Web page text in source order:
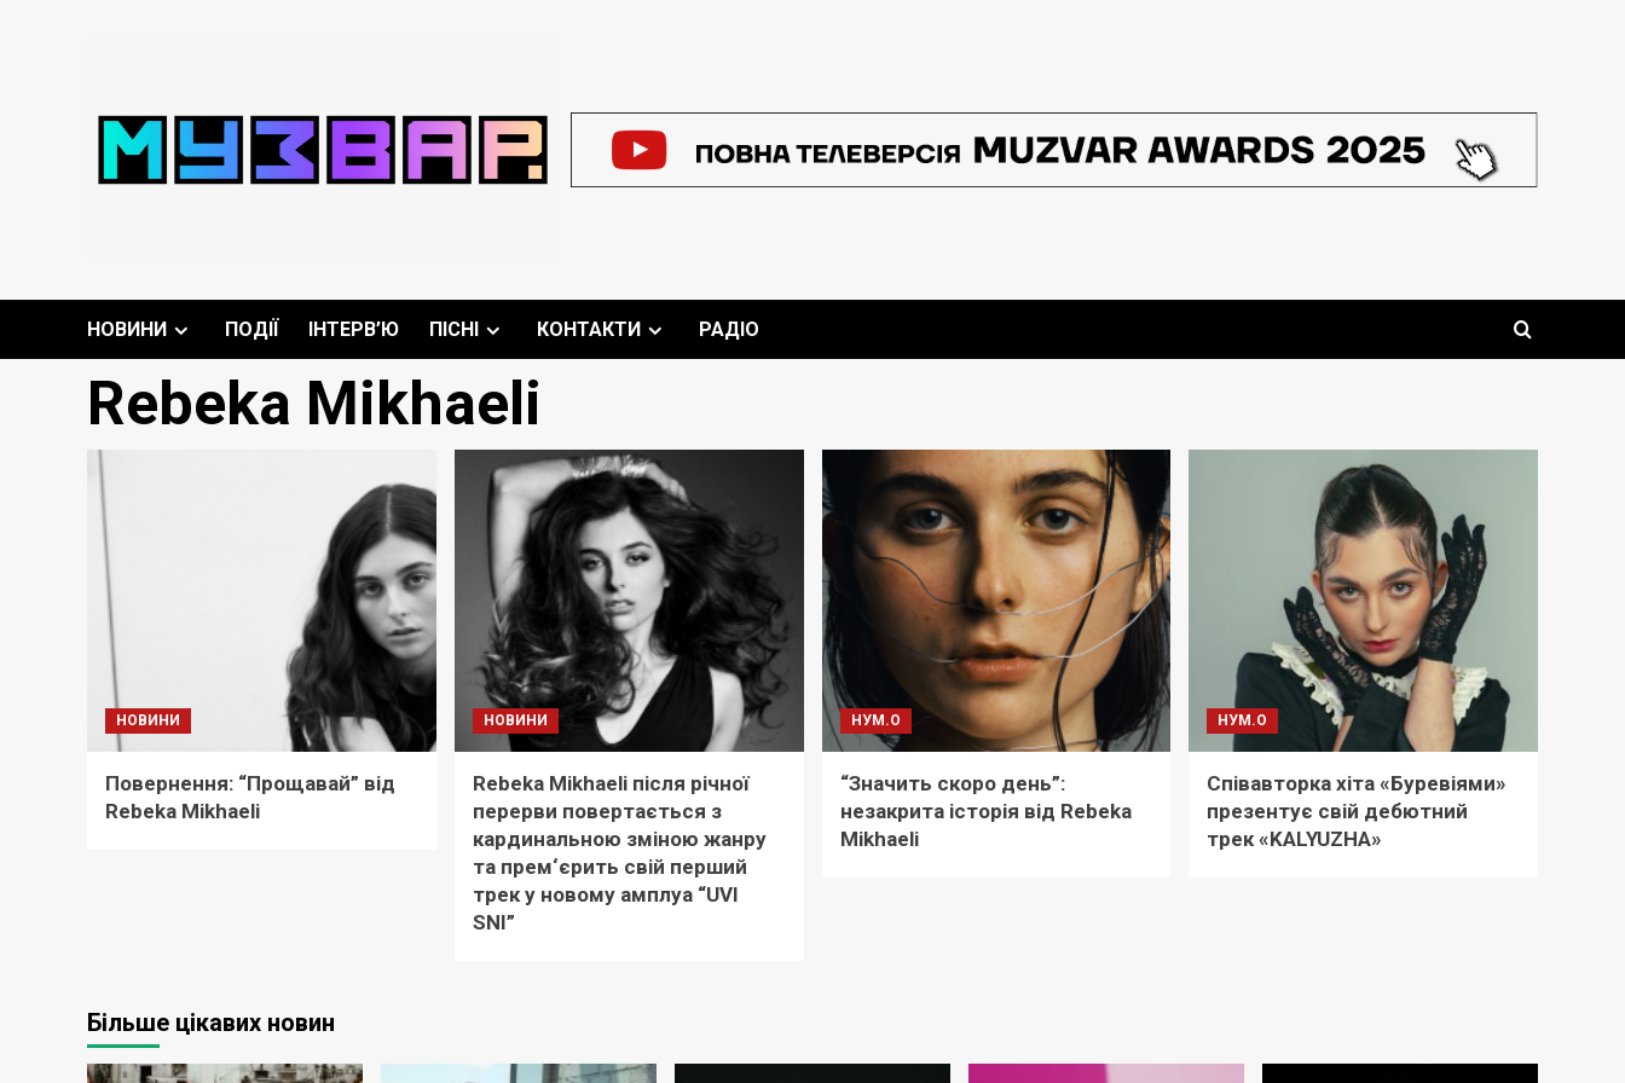
НОВИНИ ПОДІЇ ІНТЕРВ’Ю ПІСНІ КОНТАКТИ РАДІО
Rebeka Mikhaeli
НОВИНИ
Повернення: “Прощавай” від
Rebeka Mikhaeli
НОВИНИ
Rebeka Mikhaeli після річної
перерви повертається з
кардинальною зміною жанру
та прем‘єрить свій перший
трек у новому амплуа “UVI
SNI”
НУМ.О
“Значить скоро день”:
незакрита історія від Rebeka
Mikhaeli
НУМ.О
Співавторка хіта «Буревіями»
презентує свій дебютний
трек «KALYUZHA»
Більше цікавих новин